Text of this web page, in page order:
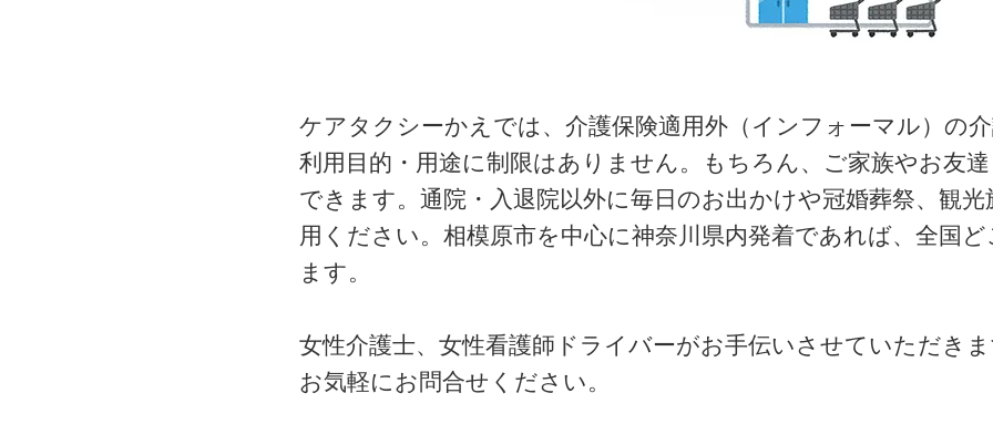
ケアタクシーかえでは、介護保険適用外（インフォーマル）の
利用目的・用途に制限はありません。もちろん、ご家族やお友
できます。通院・入退院以外に毎日のお出かけや冠婚葬祭、観
用ください。相模原市を中心に神奈川県内発着であれば、全国
ます。
女性介護士、女性看護師ドライバーがお手伝いさせていただき
お気軽にお問合せください。